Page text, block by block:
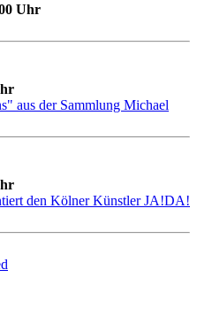
Uhr
aus der Sammlung Michael
den Kölner Künstler JA!DA!